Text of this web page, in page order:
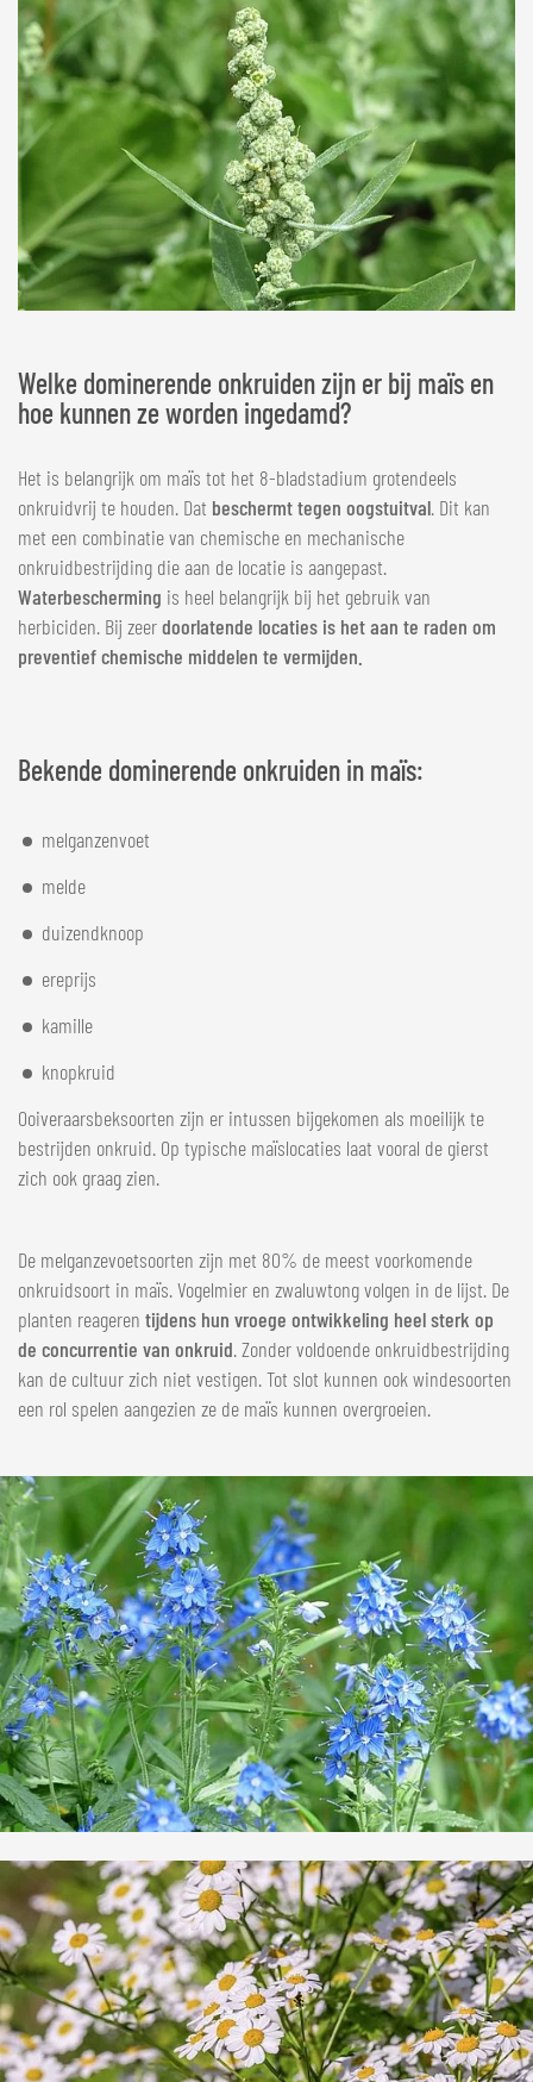
Welke dominerende onkruiden zijn er bij maïs en
hoe kunnen ze worden ingedamd?
Het is belangrijk om maïs tot het 8-bladstadium grotendeels
onkruidvrij te houden. Dat beschermt tegen oogstuitval. Dit kan
met een combinatie van chemische en mechanische
onkruidbestrijding die aan de locatie is aangepast.
Waterbescherming is heel belangrijk bij het gebruik van
herbiciden. Bij zeerdoorlatende locaties is het aan te raden om
preventief chemische middelen te vermijden.
Bekende dominerende onkruiden in maïs:
melganzenvoet
melde
duizendknoop
ereprijs
kamille
knopkruid
Ooiveraarsbeksoorten zijn er intussen bijgekomen als moeilijk te
bestrijden onkruid. Op typische maïslocaties laat vooral de gierst
zich ook graag zien.
De melganzevoetsoorten zijn met 80% de meest voorkomende
onkruidsoort in maïs. Vogelmier en zwaluwtong volgen in de lijst. De
planten reageren tijdens hun vroege ontwikkeling heel sterk op
de concurrentie van onkruid. Zonder voldoende onkruidbestrijding
kan de cultuur zich niet vestigen. Tot slot kunnen ook windesoorten
een rol spelen aangezien ze de maïs kunnen overgroeien.